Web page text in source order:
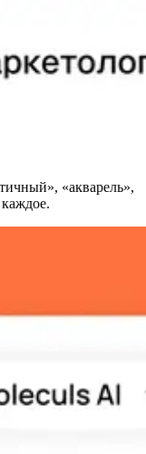
«акварель»,